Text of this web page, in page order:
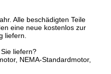
Alle beschädigten Teile
eine neue kostenlos zur
liefern.
liefern?
NEMA-Standardmotor,